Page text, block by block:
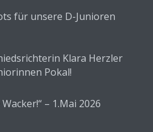
für unsere D-Junioren
Klara Herzler
Pokal!
– 1.Mai 2026